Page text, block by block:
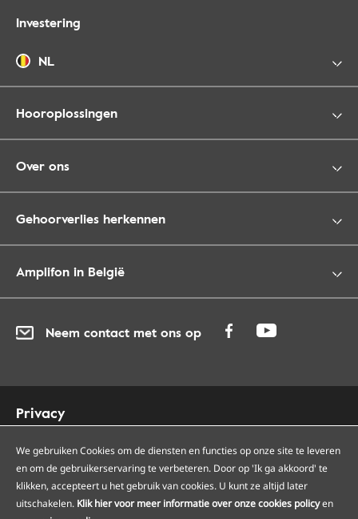
Investering
NL
Hooroplossingen
Over ons
Gehoorverlies herkennen
Amplifon in België
Neem contact met ons op
Privacy
Toegankelijkheid
Sitemap
Onze Amplifon hoorcentra
We gebruiken Cookies om de diensten en functies op onze site te leveren
en om de gebruikerservaring te verbeteren. Door op 'Ik ga akkoord' te
klikken, accepteert u het gebruik van cookies. U kunt ze altijd later
uitschakelen. Klik hier voor meer informatie over onze cookies policyen